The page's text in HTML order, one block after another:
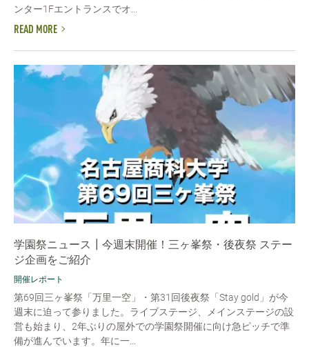
ンター1Fエントランスでオ...
READ MORE
学園祭ニュース┃今週末開催！三ヶ峯祭・後夜祭 ステー
ジ企画をご紹介
開催レポート
第69回三ヶ峯祭「万里一空」・第31回後夜祭「Stay gold」が今
週末に迫って参りました。ライブステージ、メインステージの設
営も始まり、2年ぶりの屋外での学園祭開催に向け急ピッチで準
備が進んでいます。年に一...